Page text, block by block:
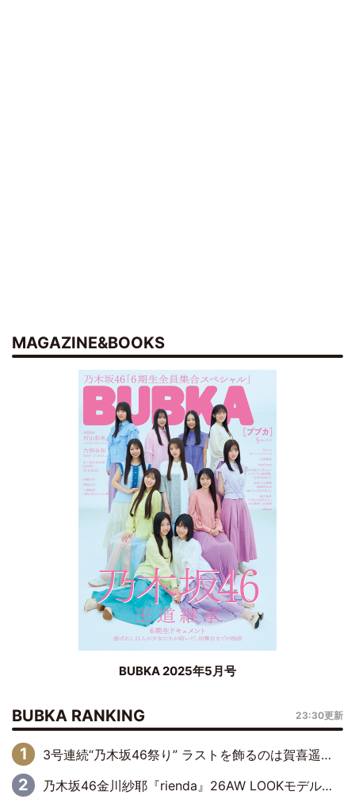
MAGAZINE&BOOKS
BUBKA 2025年5月号
BUBKA RANKING 23:30更新
3号連続“乃木坂46祭り” ラストを飾るのは賀喜遥香…5年ぶりの登場に「5年分大人になった私を見ていただけたら」
乃木坂46金川紗耶『rienda』26AW LOOKモデルに就任